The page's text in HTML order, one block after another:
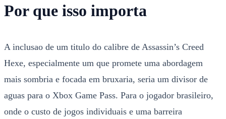
Por que isso importa
A inclusao de um titulo do calibre de Assassin’s Creed
Hexe, especialmente um que promete uma abordagem
mais sombria e focada em bruxaria, seria um divisor de
aguas para o Xbox Game Pass. Para o jogador brasileiro,
onde o custo de jogos individuais e uma barreira